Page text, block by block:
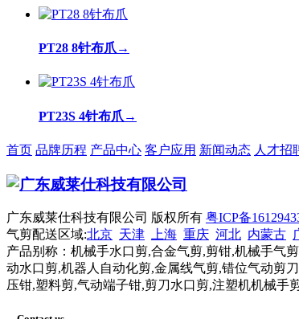
PT28 8针布爪 →
PT23S 4针布爪 →
首页 品牌历程 产品中心 客户应用 新闻动态 人才招
广东威莱仕科技有限公司 版权所有 粤ICP备
气剪配送区域:北京 天津 上海 重庆 河北 内蒙古
产品别称：机械手水口剪,合金气剪,剪钳,机械手气
动水口剪,机器人自动化剪,金属线气剪,错位气动剪
压钳,塑料剪,气动端子钳,剪刀水口剪,注塑机机械手